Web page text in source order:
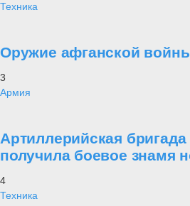
Техника
Оружие афганской
3
Армия
Артиллерийская
получила боевое знамя
4
Техника